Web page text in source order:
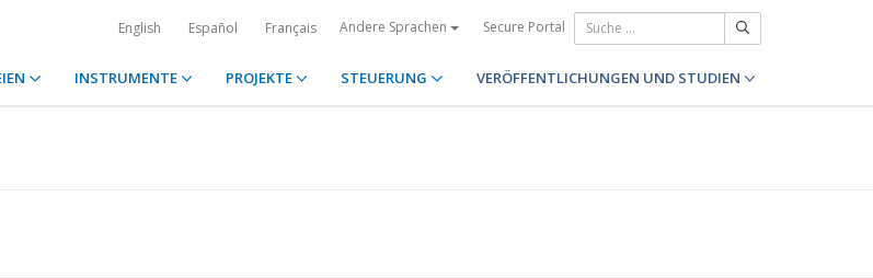
English Español Français Andere Sprachen Secure Portal
INSTRUMENTE PROJEKTE STEUERUNG VERÖFFENTLICHUNGEN UND STUDIEN